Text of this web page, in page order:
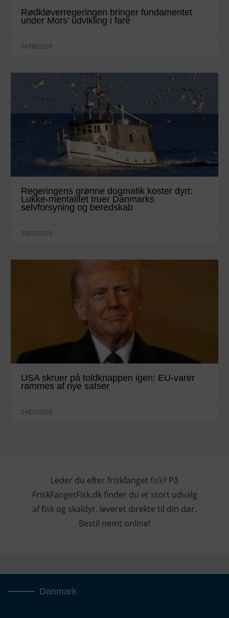
Rødkløverregeringen bringer fundamentet
under Mors’ udvikling i fare
04/08/2026
Regeringens grønne dogmatik koster dyrt:
Lukke-mentalitet truer Danmarks
selvforsyning og beredskab
28/07/2026
USA skruer på toldknappen igen: EU-varer
rammes af nye satser
24/07/2026
Leder du efter friskfanget fisk? På
FriskFangetFisk.dk finder du et stort udvalg
af fisk og skaldyr, leveret direkte til din dør.
Bestil nemt online!
Danmark